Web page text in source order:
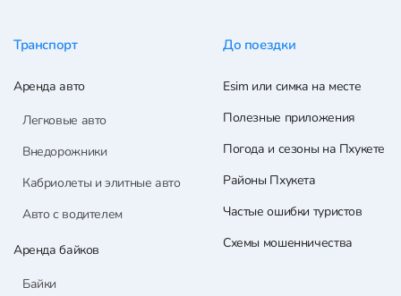
Транспорт
Аренда авто
Легковые авто
Внедорожники
Кабриолеты и элитные авто
Авто с водителем
Аренда байков
Байки
До поездки
Esim или симка на месте
Полезные приложения
Погода и сезоны на Пхукете
Районы Пхукета
Частые ошибки туристов
Схемы мошенничества